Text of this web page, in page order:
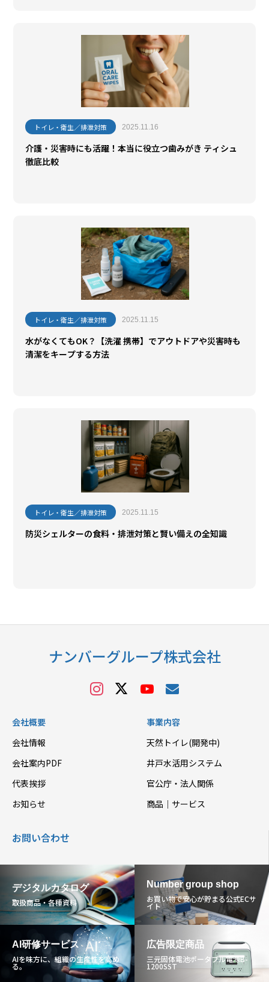
トイレ・衛生／排泄対策 2025.11.16
介護・災害時にも活躍！本当に役立つ歯みがき ティシュ
徹底比較
トイレ・衛生／排泄対策 2025.11.15
水がなくてもOK？【洗濯 携帯】でアウトドアや災害時も
清潔をキープする方法
トイレ・衛生／排泄対策 2025.11.15
防災シェルターの食料・排泄対策と賢い備えの全知識
ナンバーグループ株式会社
会社概要
会社情報
会社案内PDF
代表挨拶
お知らせ
事業内容
天然トイレ(開発中)
井戸水活用システム
官公庁・法人関係
商品｜サービス
お問い合わせ
デジタルカタログ
取扱商品・各種資料
Number group shop
お買い物で安心が貯まる公式ECサ
イト
AI研修サービス
AIを味方に、組織の生産性を高め
る。
広告限定商品
三元固体電池ポータブル電源B-
1200SST